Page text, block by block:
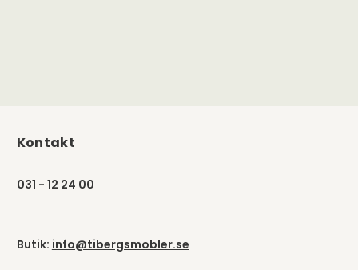
Kontakt
031 - 12 24 00
Butik: info@tibergsmobler.se